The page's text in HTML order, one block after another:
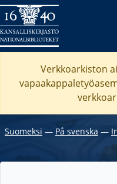
Verkkoarkiston
Suomeksi ― På svenska ―